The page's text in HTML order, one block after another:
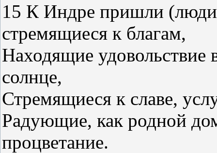
15 К Индре пришли
стремящиеся к благам,
Находящие удовольствие
солнце,
Стремящиеся к славе,
Радующие, как родной
процветание.